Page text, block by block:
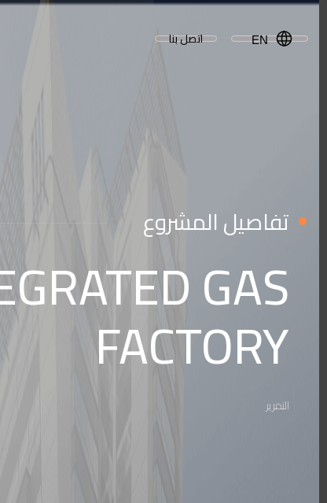
EN اتصل بنا
تفاصيل المشروع
GAS
FACTORY
التمرير